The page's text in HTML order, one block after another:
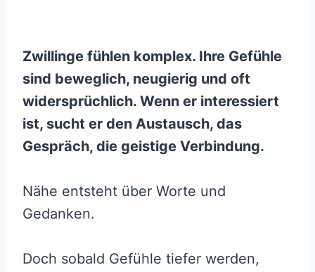
Zwillinge fühlen komplex. Ihre Gefühle
sind beweglich, neugierig und oft
widersprüchlich. Wenn er interessiert
ist, sucht er den Austausch, das
Gespräch, die geistige Verbindung.
Nähe entsteht über Worte und
Gedanken.
Doch sobald Gefühle tiefer werden,